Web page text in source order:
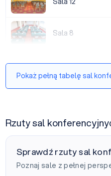
Sala 8
Sala 8
Pokaż pełną tabelę sal
Rzuty sal
Sprawdź rzuty sal
Poznaj sale z pełnej